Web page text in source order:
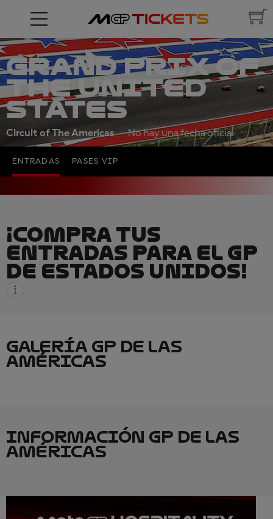
GRAND PRIX OF
THE UNITED
STATES
Circuit of The Americas No hay una fecha oficial
ENTRADAS PASES VIP
¡COMPRA TUS
ENTRADAS PARA EL GP
DE ESTADOS UNIDOS!
GALERÍA GP DE LAS
AMÉRICAS
INFORMACIÓN GP DE LAS
AMÉRICAS